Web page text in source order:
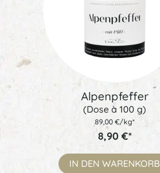
Alpenpfeffer
(Dose à 100 g)
89,00 €/kg*
8,90 €*
IN DEN WARENKORB